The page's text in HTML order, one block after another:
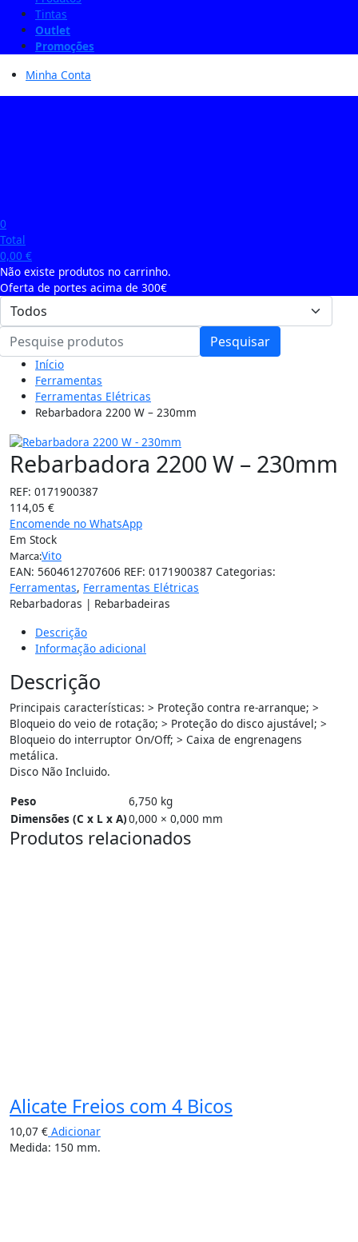
Tintas
Outlet
Promoções
Minha Conta
0
Total
0,00 €
Não existe produtos no carrinho.
Oferta de portes acima de 300€
Pesquisar
Início
Ferramentas
Ferramentas Elétricas
Rebarbadora 2200 W – 230mm
Rebarbadora 2200 W – 230mm
REF: 0171900387
114,05 €
Encomende no WhatsApp
Em Stock
Marca:Vito
EAN: 5604612707606 REF: 0171900387 Categorias:
Ferramentas, Ferramentas Elétricas
Rebarbadoras | Rebarbadeiras
Descrição
Informação adicional
Descrição
Principais características: > Proteção contra re-arranque; >
Bloqueio do veio de rotação; > Proteção do disco ajustável; >
Bloqueio do interruptor On/Off; > Caixa de engrenagens
metálica.
Disco Não Incluido.
Peso
6,750 kg
Dimensões (C x L x A)0,000 × 0,000 mm
Produtos relacionados
Alicate Freios com 4 Bicos
10,07 € Adicionar
Medida: 150 mm.